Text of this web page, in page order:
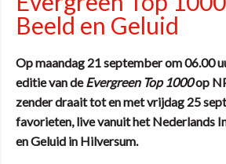
Beeld en Geluid
Op maandag 21 september om 06.00
editie van deEvergreen Top 1000op
zender draait tot en met vrijdag 25
favorieten, live vanuit het Nederlands
en Geluid in Hilversum.